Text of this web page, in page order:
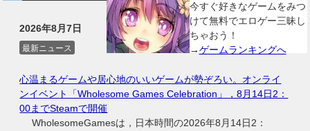
今すぐ好きなゲームをみつ
けて無料でエロゲー三昧し
ちゃおう！
→ゲームランキングへ
2026年8月7日
最新ニュース
心温まるゲームや居心地のいいゲームが勢ぞろい。オンライ
ンイベント「Wholesome Games Celebration」，8月14日2：
00までSteamで開催
WholesomeGamesは，日本時間の2026年8月14日2：